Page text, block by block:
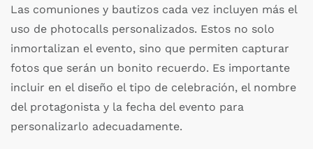
Las comuniones y bautizos cada vez incluyen más el
uso de photocalls personalizados. Estos no solo
inmortalizan el evento, sino que permiten capturar
fotos que serán un bonito recuerdo. Es importante
incluir en el diseño el tipo de celebración, el nombre
del protagonista y la fecha del evento para
personalizarlo adecuadamente.